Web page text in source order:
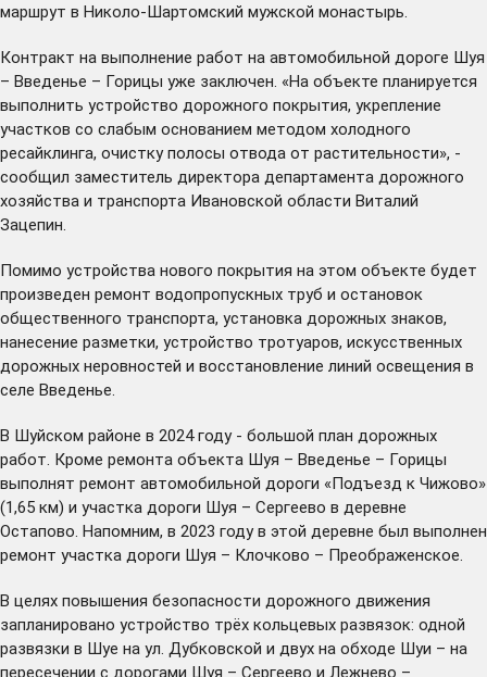
маршрут в Николо-Шартомский мужской монастырь.
Контракт на выполнение работ на автомобильной дороге Шуя
– Введенье – Горицы уже заключен. «На объекте планируется
выполнить устройство дорожного покрытия, укрепление
участков со слабым основанием методом холодного
ресайклинга, очистку полосы отвода от растительности», -
сообщил заместитель директора департамента дорожного
хозяйства и транспорта Ивановской области Виталий
Зацепин.
Помимо устройства нового покрытия на этом объекте будет
произведен ремонт водопропускных труб и остановок
общественного транспорта, установка дорожных знаков,
нанесение разметки, устройство тротуаров, искусственных
дорожных неровностей и восстановление линий освещения в
селе Введенье.
В Шуйском районе в 2024 году - большой план дорожных
работ. Кроме ремонта объекта Шуя – Введенье – Горицы
выполнят ремонт автомобильной дороги «Подъезд к Чижово»
(1,65 км) и участка дороги Шуя – Сергеево в деревне
Остапово. Напомним, в 2023 году в этой деревне был выполнен
ремонт участка дороги Шуя – Клочково – Преображенское.
В целях повышения безопасности дорожного движения
запланировано устройство трёх кольцевых развязок: одной
развязки в Шуе на ул. Дубковской и двух на обходе Шуи – на
пересечении с дорогами Шуя – Сергеево и Лежнево –